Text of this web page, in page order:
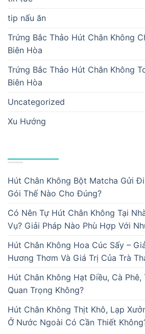
tip nấu ăn
Trứng Bắc Thảo Hút Chân Không
Biên Hòa
Trứng Bắc Thảo Hút Chân Không
Biên Hòa
Uncategorized
Xu Hướng
Hút Chân Không Bột Matcha Gửi
Gói Thế Nào Cho Đúng?
Có Nên Tự Hút Chân Không Tại
Vụ? Giải Pháp Nào Phù Hợp Với
Hút Chân Không Hoa Cúc Sấy –
Hương Thơm Và Giá Trị Của Trà
Hút Chân Không Hạt Điều, Cà Phê,
Quan Trọng Không?
Hút Chân Không Thịt Khô, Lạp
Ở Nước Ngoài Có Cần Thiết